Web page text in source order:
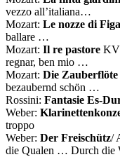
vezzo all’italiana…
Mozart: Le nozze di
ballare …
Mozart: Il re pastore KV
regnar, ben mio …
Mozart: Die Zauberflöte
bezaubernd schön …
Rossini: Fantasie Es-
Weber:
troppo
Weber: Der Freischütz/
die Qualen … Durch die